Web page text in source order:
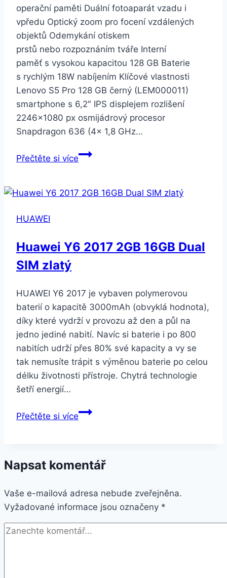
operační paměti Duální fotoaparát vzadu i
vpředu Optický zoom pro focení vzdálených
objektů Odemykání otiskem
prstů nebo rozpoznáním tváře Interní
paměť s vysokou kapacitou 128 GB Baterie
s rychlým 18W nabíjením Klíčové vlastnosti
Lenovo S5 Pro 128 GB černý (LEM000011)
smartphone s 6,2″ IPS displejem rozlišení
2246×1080 px osmijádrový procesor
Snapdragon 636 (4× 1,8 GHz…
Přečtěte si víceLenovo
128
HUAWEI
Huawei Y6 2017 2GB 16GB Dual
SIM zlatý
HUAWEI Y6 2017 je vybaven polymerovou
baterií o kapacitě 3000mAh (obvyklá hodnota),
díky které vydrží v provozu až den a půl na
jedno jediné nabití. Navíc si baterie i po 800
nabitích udrží přes 80% své kapacity a vy se
tak nemusíte trápit s výměnou baterie po celou
délku životnosti přístroje. Chytrá technologie
šetří energií…
Přečtěte si víceHuawei
16GB
SIM
zlatý
Napsat komentář
Vaše e-mailová adresa nebude zveřejněna.
Vyžadované informace jsou označeny *